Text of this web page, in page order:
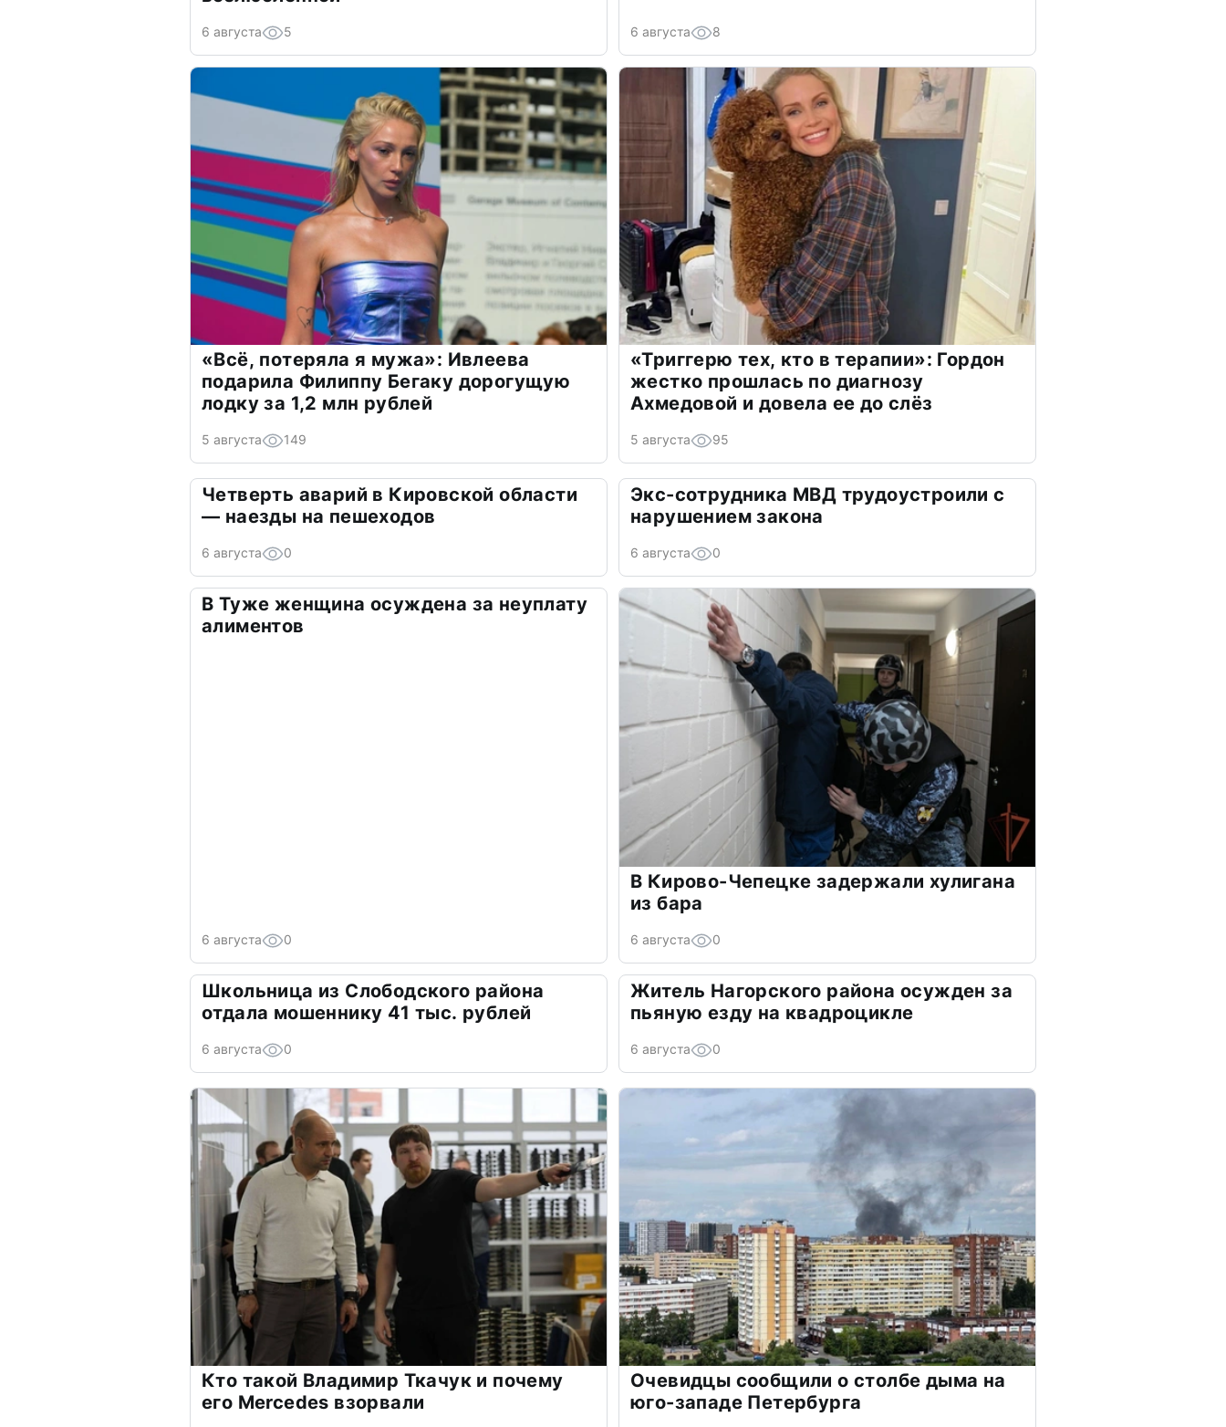
6 августа 5 6 августа 8
«Всё, потеряла я мужа»: Ивлеева
подарила Филиппу Бегаку дорогущую
лодку за 1,2 млн рублей
5 августа 149
«Триггерю тех, кто в терапии»: Гордон
жестко прошлась по диагнозу
Ахмедовой и довела ее до слёз
5 августа 95
Четверть аварий в Кировской области
— наезды на пешеходов
6 августа 0
Экс-сотрудника МВД трудоустроили с
нарушением закона
6 августа 0
В Туже женщина осуждена за неуплату
алиментов
6 августа 0
В Кирово-Чепецке задержали хулигана
из бара
6 августа 0
Школьница из Слободского района
отдала мошеннику 41 тыс. рублей
6 августа 0
Житель Нагорского района осужден за
пьяную езду на квадроцикле
6 августа 0
Кто такой Владимир Ткачук и почему
его Mercedes взорвали
Очевидцы сообщили о столбе дыма на
юго-западе Петербурга